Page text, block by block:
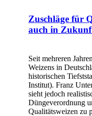
Zuschläge für
auch in
Seit mehreren
Weizens in
historischen
Institut). Franz
sieht jedoch
Düngeverordnung
Qualitätsweizen zu